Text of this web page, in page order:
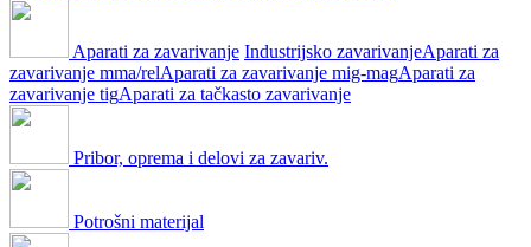
Aparati za zavarivanje Industrijsko zavarivanjeAparati za
zavarivanje mma/relAparati za zavarivanje mig-magAparati za
zavarivanje tigAparati za tačkasto zavarivanje
Pribor, oprema i delovi za zavariv.
Potrošni materijal